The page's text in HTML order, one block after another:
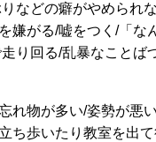
などの癖がやめられ
嫌がる/嘘をつく/「
り回る/乱暴なことば
れ物が多い/姿勢が悪
ち歩いたり教室を出